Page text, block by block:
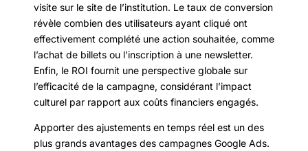
visite sur le site de l’institution. Le taux de conversion
révèle combien des utilisateurs ayant cliqué ont
effectivement complété une action souhaitée, comme
l’achat de billets ou l’inscription à une newsletter.
Enfin, le ROI fournit une perspective globale sur
l’efficacité de la campagne, considérant l’impact
culturel par rapport aux coûts financiers engagés.
Apporter des ajustements en temps réel est un des
plus grands avantages des campagnes Google Ads.